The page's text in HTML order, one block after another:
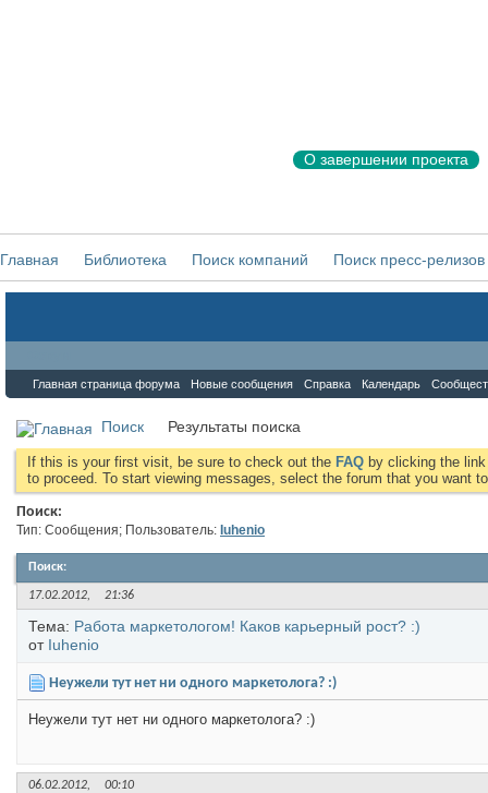
О завершении проекта
Главная Библиотека Поиск компаний Поиск пресс-релизов
Главная страница форума Новые сообщения Справка Календарь
Поиск Результаты поиска
If this is your first visit, be sure to check out the FAQ by clicking the
to proceed. To start viewing messages, select the forum that you want
Поиск:
Тип: Сообщения; Пользователь: Iuhenio
Поиск:
17.02.2012, 21:36
Тема: Работа маркетологом! Каков карьерный рост? :)
от Iuhenio
Неужели тут нет ни одного маркетолога? :)
Неужели тут нет ни одного маркетолога? :)
06.02.2012, 00:10